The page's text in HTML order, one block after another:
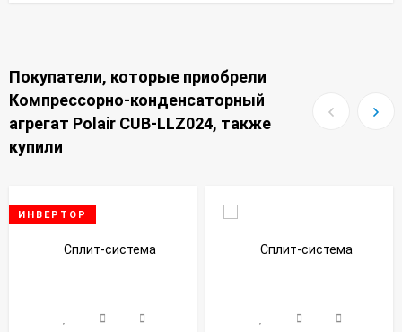
Покупатели, которые приобрели
Компрессорно-конденсаторный
агрегат Polair CUB-LLZ024, также
купили
ИНВЕРТОР